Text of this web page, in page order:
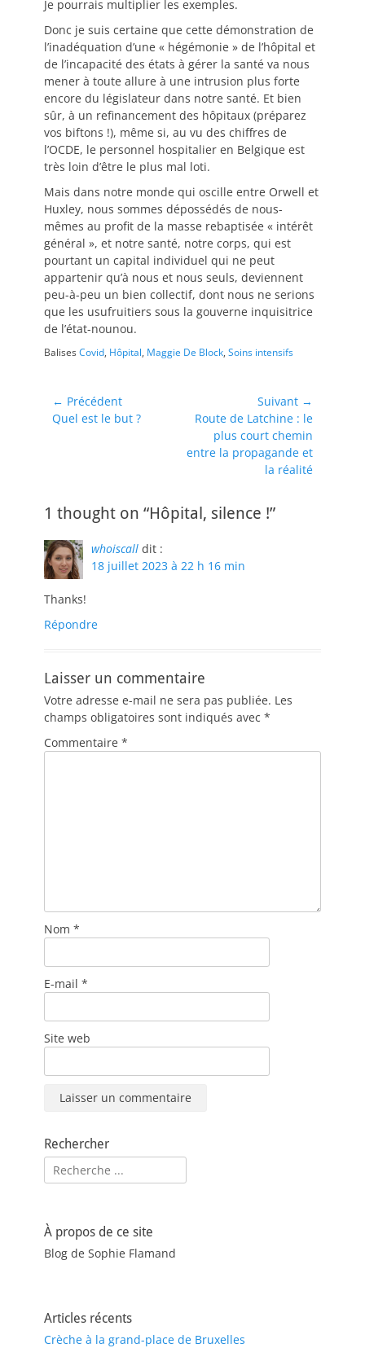
Je pourrais multiplier les exemples.
Donc je suis certaine que cette démonstration de
l’inadéquation d’une « hégémonie » de l’hôpital et
de l’incapacité des états à gérer la santé va nous
mener à toute allure à une intrusion plus forte
encore du législateur dans notre santé. Et bien
sûr, à un refinancement des hôpitaux (préparez
vos biftons !), même si, au vu des chiffres de
l’OCDE, le personnel hospitalier en Belgique est
très loin d’être le plus mal loti.
Mais dans notre monde qui oscille entre Orwell et
Huxley, nous sommes dépossédés de nous-
mêmes au profit de la masse rebaptisée « intérêt
général », et notre santé, notre corps, qui est
pourtant un capital individuel qui ne peut
appartenir qu’à nous et nous seuls, deviennent
peu-à-peu un bien collectif, dont nous ne serions
que les usufruitiers sous la gouverne inquisitrice
de l’état-nounou.
BalisesCovid, Hôpital, Maggie De Block, Soins intensifs
Navigation
de
← Précédent
Article
Quel est le but ?
Suivant →
Article
suivant :
Route de Latchine : le
plus court chemin
entre la propagande et
la réalité
1 thought on “Hôpital, silence !”
whoiscall dit :
18 juillet 2023 à 22 h 16 min
Thanks!
Répondre
Laisser un commentaire
Votre adresse e-mail ne sera pas publiée. Les
champs obligatoires sont indiqués avec *
Commentaire *
Nom *
E-mail *
Site web
Rechercher
Rechercher :
À propos de ce site
Blog de Sophie Flamand
Articles récents
Crèche à la grand-place de Bruxelles